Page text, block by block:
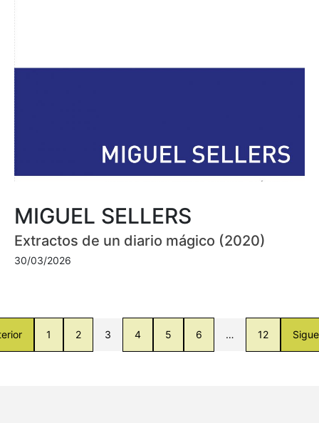
MIGUEL SELLERS
Extractos de un diario mágico (2020)
30/03/2026
1 2 3 4 5 6 … 12